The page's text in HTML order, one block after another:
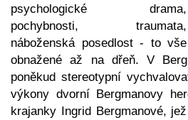
psychologické drama,
pochybnosti, traumata,
náboženská posedlost - to vše
obnažené až na dřeň. V
poněkud stereotypní
výkony dvorní Bergmanovy
krajanky Ingrid Bergmanové,